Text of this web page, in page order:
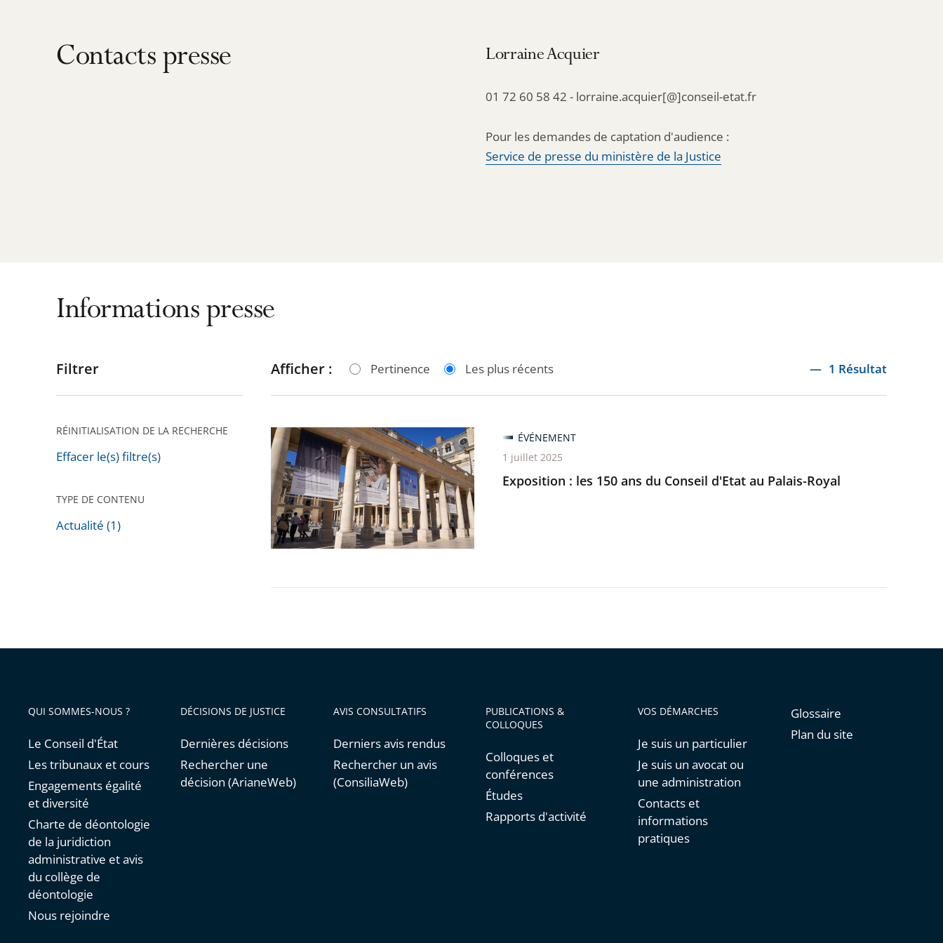
Contacts presse Lorraine Acquier
01 72 60 58 42 - lorraine.acquier[@]conseil-etat.fr
Pour les demandes de captation d'audience :
Service de presse du ministère de la Justice
Informations presse
Passer
pour
après
Filtrer
RÉINITIALISATION DE LA RECHERCHE
Effacer le(s) filtre(s)
TYPE DE CONTENU
Actualité (1)
Afficher : Pertinence Les plus récents 1 Résultat
Exposition
les
150
ans
du
Conseil
Exposition : les 150 ans du Conseil d'Etat au Palais-Royal
ÉVÉNEMENT
1 juillet 2025
QUI SOMMES-NOUS ?
Le Conseil d'État
Les tribunaux et cours
Engagements égalité
et diversité
Charte de déontologie
de la juridiction
administrative et avis
du collège de
déontologie
Nous rejoindre
DÉCISIONS DE JUSTICE
Dernières décisions
Rechercher une
décision (ArianeWeb)
AVIS CONSULTATIFS
Derniers avis rendus
Rechercher un avis
(ConsiliaWeb)
PUBLICATIONS &
COLLOQUES
Colloques et
conférences
Études
Rapports d'activité
VOS DÉMARCHES
Je suis un particulier
Je suis un avocat ou
une administration
Contacts et
informations
pratiques
Glossaire
Plan du site